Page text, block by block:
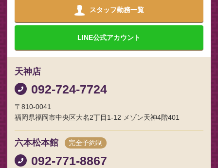
スタッフ勤務一覧
LINE公式アカウント
天神店
092-724-7724
〒810-0041
福岡県福岡市中央区大名2丁目1-12 メゾン天神4階401
六本松本館 完全予約制
092-771-8867